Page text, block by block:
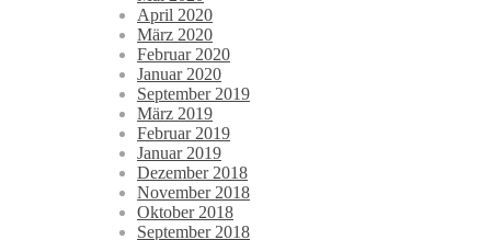
April 2020
März 2020
Februar 2020
Januar 2020
September 2019
März 2019
Februar 2019
Januar 2019
Dezember 2018
November 2018
Oktober 2018
September 2018